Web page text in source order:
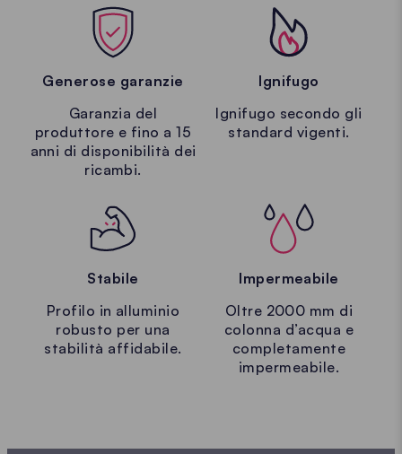
Generose garanzie
Garanzia del
produttore e fino a 15
anni di disponibilità dei
ricambi.
Ignifugo
Ignifugo secondo gli
standard vigenti.
Stabile
Profilo in alluminio
robusto per una
stabilità affidabile.
Impermeabile
Oltre 2000 mm di
colonna d’acqua e
completamente
impermeabile.